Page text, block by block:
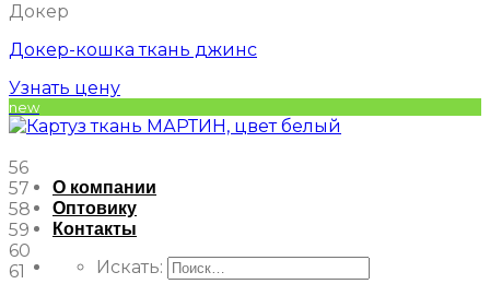
О компании
Оптовику
Контакты
Искать:
Докер
Докер-кошка ткань джинс
Узнать цену
new
56
57
58
59
60
61